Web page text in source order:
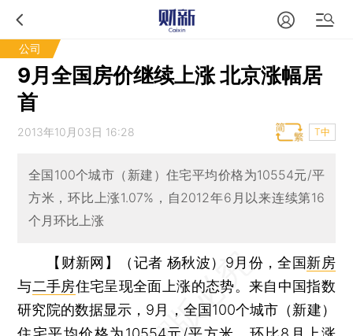
公司
9月全国房价继续上涨 北京涨幅居
首
2013年10月03日 16:28 T中
全国100个城市（新建）住宅平均价格为10554元/平
方米，环比上涨1.07%，自2012年6月以来连续第16
个月环比上涨
【财新网】（记者 杨秋波） 9月份，全国新房
与二手房住宅呈现全面上涨的态势。来自中国指数
研究院的数据显示，9月，全国100个城市（新建）